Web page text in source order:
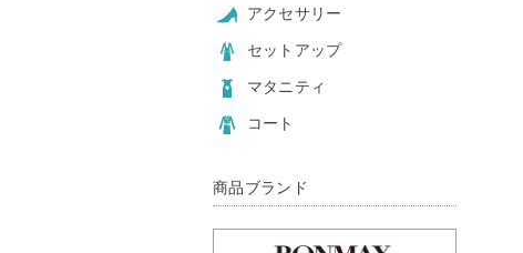
アクセサリー
セットアップ
マタニティ
コート
商品ブランド